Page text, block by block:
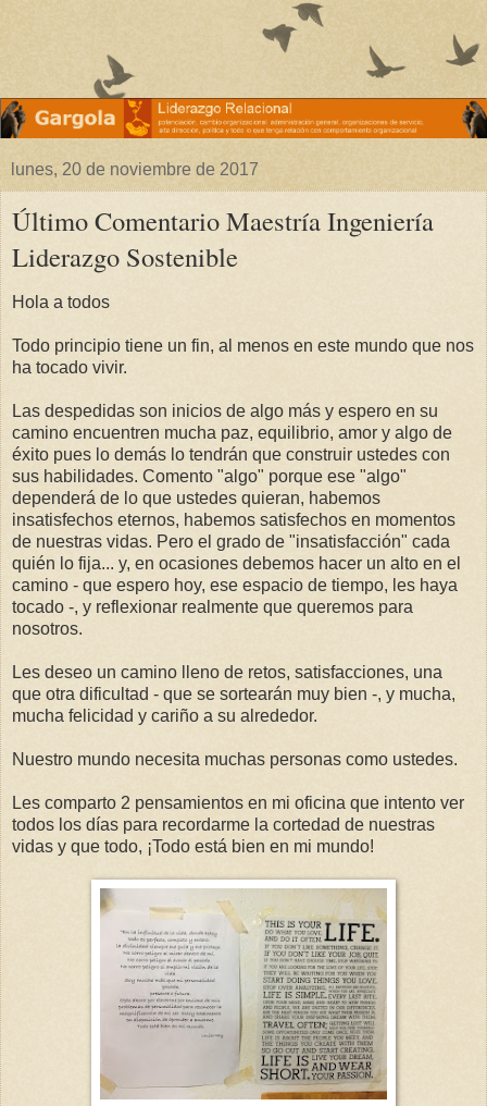
lunes, 20 de noviembre de 2017
Último Comentario Maestría Ingeniería
Liderazgo Sostenible
Hola a todos
Todo principio tiene un fin, al menos en este mundo que nos
ha tocado vivir.
Las despedidas son inicios de algo más y espero en su
camino encuentren mucha paz, equilibrio, amor y algo de
éxito pues lo demás lo tendrán que construir ustedes con
sus habilidades. Comento "algo" porque ese "algo"
dependerá de lo que ustedes quieran, habemos
insatisfechos eternos, habemos satisfechos en momentos
de nuestras vidas. Pero el grado de "insatisfacción" cada
quién lo fija... y, en ocasiones debemos hacer un alto en el
camino - que espero hoy, ese espacio de tiempo, les haya
tocado -, y reflexionar realmente que queremos para
nosotros.
Les deseo un camino lleno de retos, satisfacciones, una
que otra dificultad - que se sortearán muy bien -, y mucha,
mucha felicidad y cariño a su alrededor.
Nuestro mundo necesita muchas personas como ustedes.
Les comparto 2 pensamientos en mi oficina que intento ver
todos los días para recordarme la cortedad de nuestras
vidas y que todo, ¡Todo está bien en mi mundo!